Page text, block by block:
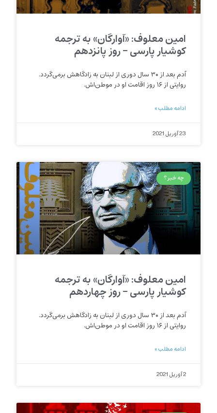
امین معلوف: «آوارگان» به ترجمه
کوشیار پارسی – روز پانزدهم
آدم بعد از ۳۰ سال دوری از لبنان به زادگاهش برمی‌گردد.
روایتی از ۱۶ روز اقامت او در موطن‌اش.
ادامه مطلب »
23 آوریل 2021
چه خبر؟
امین معلوف: «آوارگان» به ترجمه
کوشیار پارسی – روز چهاردهم
آدم بعد از ۳۰ سال دوری از لبنان به زادگاهش برمی‌گردد.
روایتی از ۱۶ روز اقامت او در موطن‌اش.
ادامه مطلب »
2 آوریل 2021